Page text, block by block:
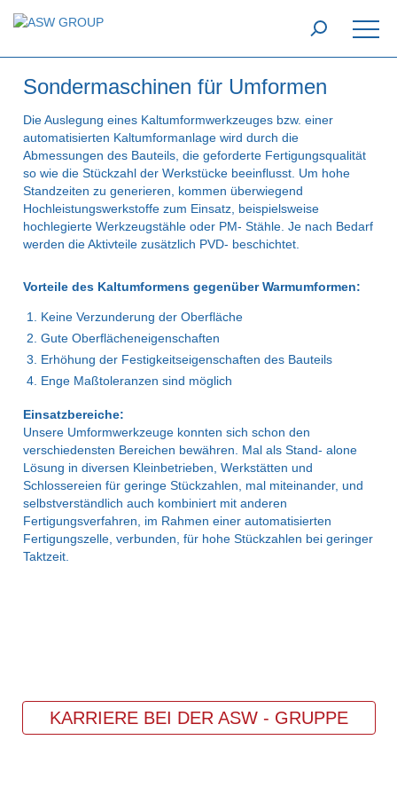
Sondermaschinen für Umformen
Die Auslegung eines Kaltumformwerkzeuges bzw. einer
automatisierten Kaltumformanlage wird durch die
Abmessungen des Bauteils, die geforderte Fertigungsqualität
so wie die Stückzahl der Werkstücke beeinflusst. Um hohe
Standzeiten zu generieren, kommen überwiegend
Hochleistungswerkstoffe zum Einsatz, beispielsweise
hochlegierte Werkzeugstähle oder PM- Stähle. Je nach Bedarf
werden die Aktivteile zusätzlich PVD- beschichtet.
Vorteile des Kaltumformens gegenüber Warmumformen:
Keine Verzunderung der Oberfläche
Gute Oberflächeneigenschaften
Erhöhung der Festigkeitseigenschaften des Bauteils
Enge Maßtoleranzen sind möglich
Einsatzbereiche:
Unsere Umformwerkzeuge konnten sich schon den
verschiedensten Bereichen bewähren. Mal als Stand- alone
Lösung in diversen Kleinbetrieben, Werkstätten und
Schlossereien für geringe Stückzahlen, mal miteinander, und
selbstverständlich auch kombiniert mit anderen
Fertigungsverfahren, im Rahmen einer automatisierten
Fertigungszelle, verbunden, für hohe Stückzahlen bei geringer
Taktzeit.
KARRIERE BEI DER ASW - GRUPPE